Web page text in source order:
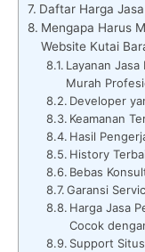
Daftar Harga
Mengapa Harus
Website Kutai
Layanan
Murah
Developer
Keamanan
Hasil
History
Bebas
Garansi
Harga Jasa
Cocok
Support Situs